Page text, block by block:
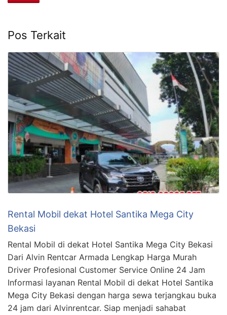
Pos Terkait
Rental Mobil dekat Hotel Santika Mega City
Bekasi
Rental Mobil di dekat Hotel Santika Mega City Bekasi
Dari Alvin Rentcar Armada Lengkap Harga Murah
Driver Profesional Customer Service Online 24 Jam
Informasi layanan Rental Mobil di dekat Hotel Santika
Mega City Bekasi dengan harga sewa terjangkau buka
24 jam dari Alvinrentcar. Siap menjadi sahabat